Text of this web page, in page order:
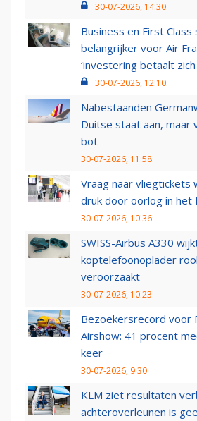
30-07-2026, 14:30
Business en First Class
belangrijker voor Air
‘investering betaalt zich
30-07-2026, 12:10
Nabestaanden
Duitse staat aan, maar
bot
30-07-2026, 11:58
Vraag naar vliegtickets
druk door oorlog in het
30-07-2026, 10:36
SWISS-Airbus A330
koptelefoonoplader
veroorzaakt
30-07-2026, 10:23
Bezoekersrecord voor
Airshow: 41 procent
keer
30-07-2026, 9:30
KLM ziet resultaten
achteroverleunen is